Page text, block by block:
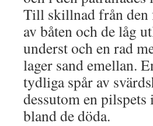
Till skillnad från den
av båten och de låg
underst och en rad
lager sand emellan.
tydliga spår av
dessutom en
bland de döda.